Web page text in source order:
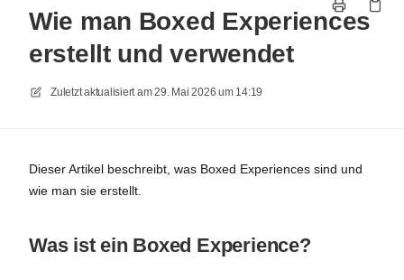
Wie man Boxed Experiences
erstellt und verwendet
Zuletzt aktualisiert am29. Mai 2026 um 14:19
Dieser Artikel beschreibt, was Boxed Experiences sind und
wie man sie erstellt.
Was ist ein Boxed Experience?